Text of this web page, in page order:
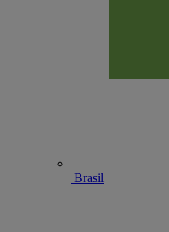
Brasil